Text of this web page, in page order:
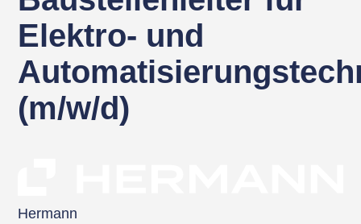
Elektro- und
(m/w/d)
Hermann